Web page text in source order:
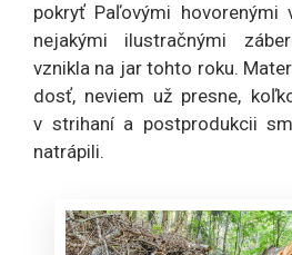
pokryť Paľovými
nejakými ilustračnými
vznikla na jar tohto roku.
dosť, neviem už presne,
v strihaní a postprodukcii
natrápili.